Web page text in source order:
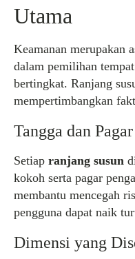
Utama
Keamanan merupakan
dalam pemilihan
bertingkat. Ranjang
mempertimbangkan
Tangga dan
Setiap ranjang susun
kokoh serta pagar
membantu mencegah
pengguna dapat naik
Dimensi yang